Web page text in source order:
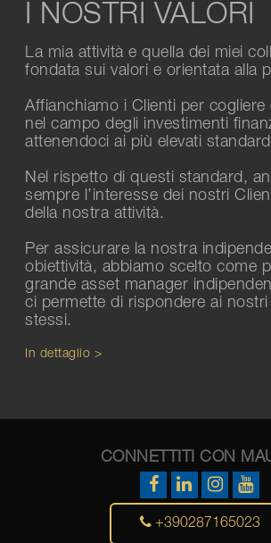
I NOSTRI VALORI
La mia attività e quella dei miei
fondata sui valori e orientata alla
Affianchiamo i Clienti per
nel campo degli investimenti
attenendoci ai più elevati
Nel rispetto di questi standard,
sempre l’interesse dei nostri
della nostra attività.
Per assicurare la nostra
obiettività, abbiamo scelto come
grande asset manager
ci permette di rispondere ai nostri
stessi.
In dettaglio >
CONNETTITI CON
+390287165023